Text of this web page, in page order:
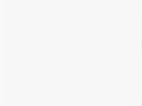
Avis de parution :
dévoile Apéro – À